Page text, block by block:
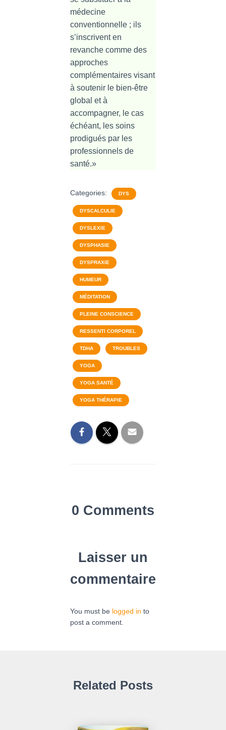
médecine
conventionnelle ; ils
s’inscrivent en
revanche comme des
approches
complémentaires visant
à soutenir le bien-être
global et à
accompagner, le cas
échéant, les soins
prodigués par les
professionnels de
santé.»
Categories: DYS
DYSCALCULIE
DYSLEXIE
DYSPHASIE
DYSPRAXIE
HUMEUR
MÉDITATION
PLEINE CONSCIENCE
RESSENTI CORPOREL
TDHA TROUBLES
YOGA
YOGA SANTÉ
YOGA THÉRAPIE
0 Comments
Laisser un
commentaire
You must be logged in to
post a comment.
Related Posts